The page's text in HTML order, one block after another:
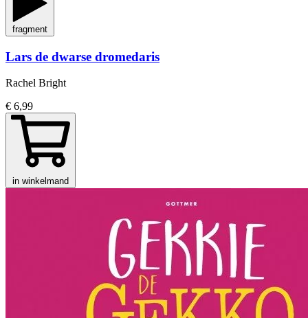
fragment
Lars de dwarse dromedaris
Rachel Bright
€ 6,99
in winkelmand